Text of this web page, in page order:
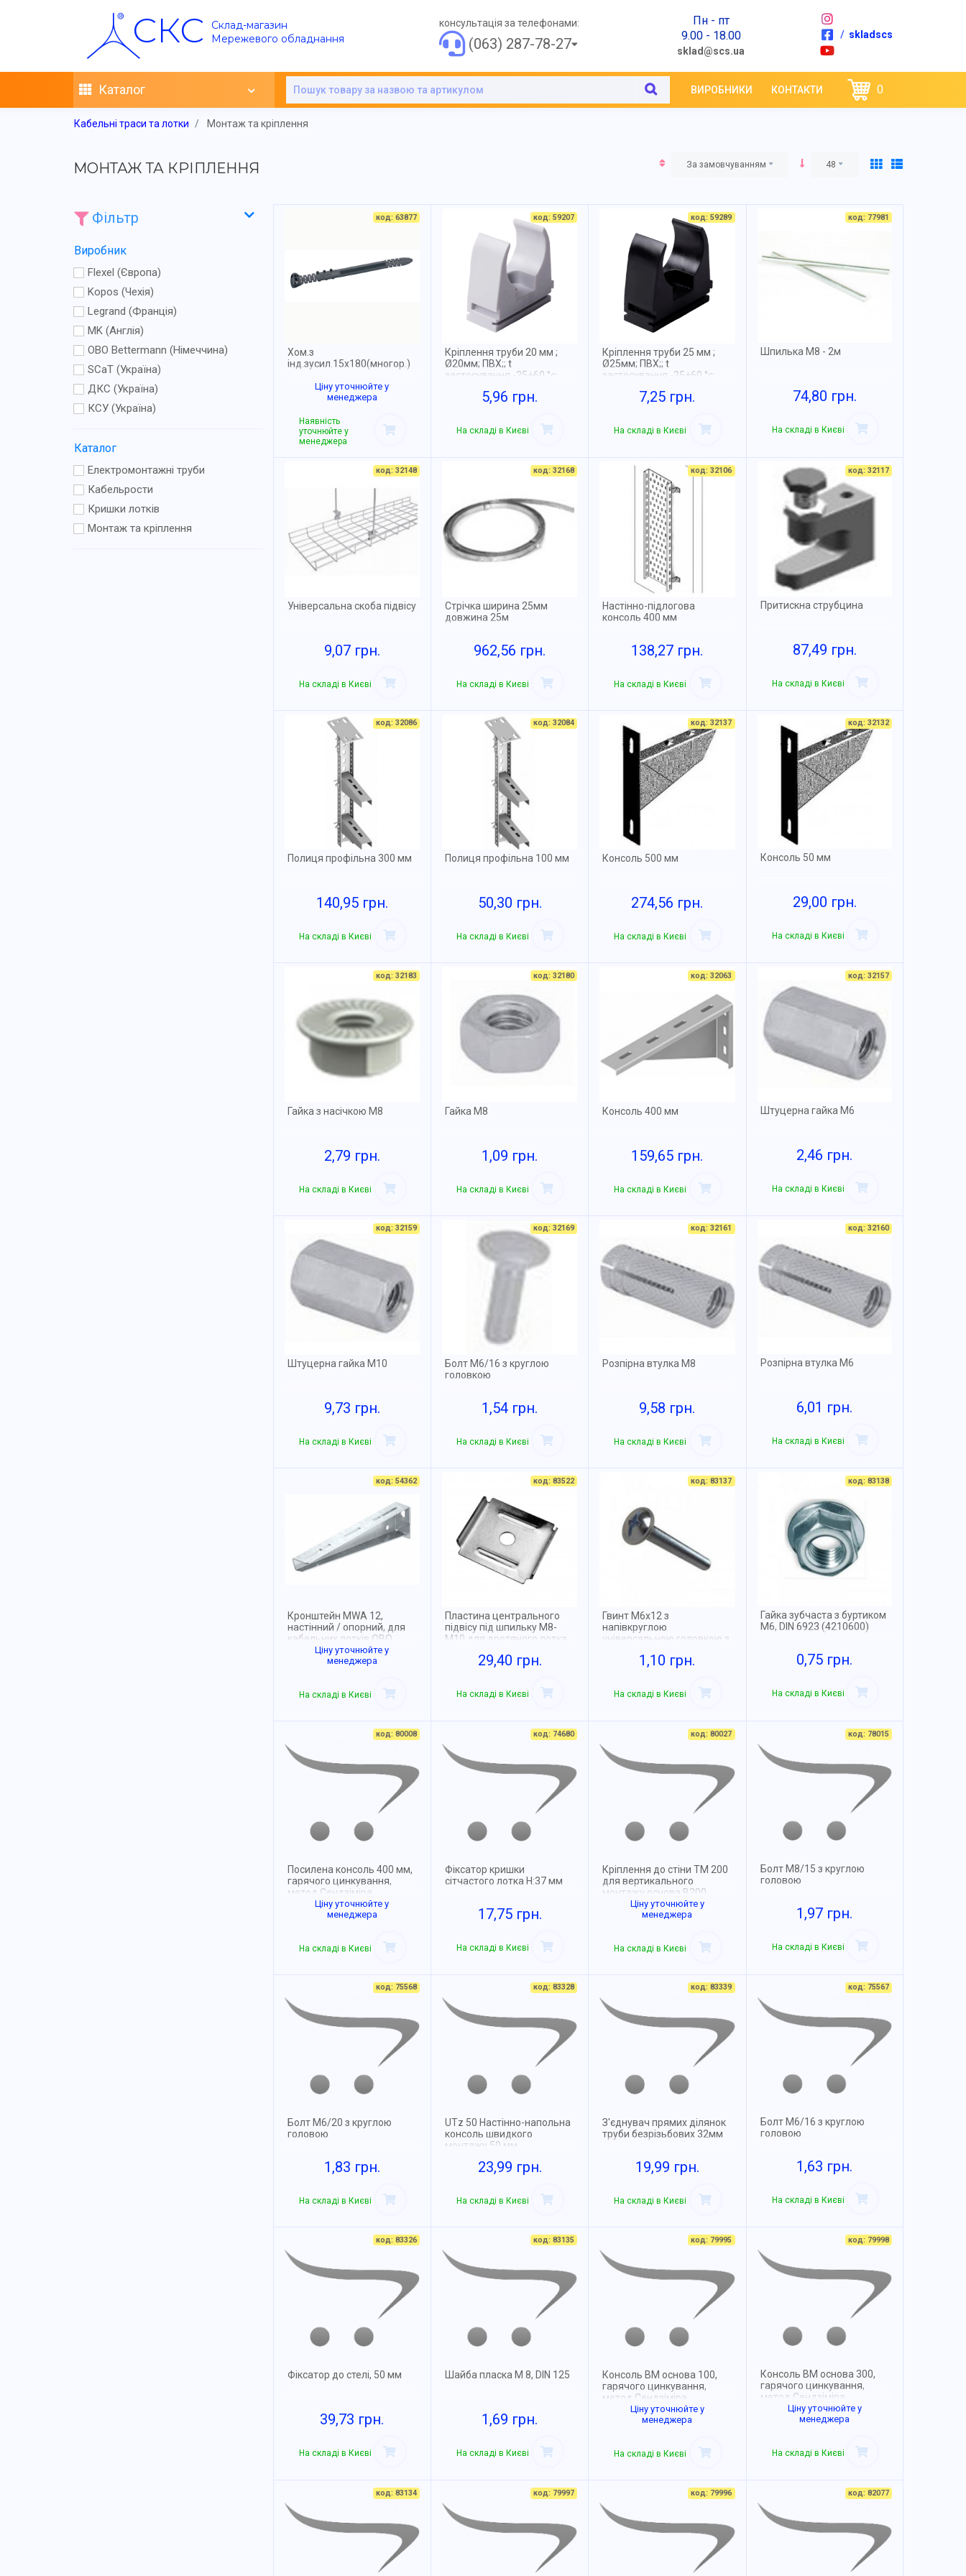
СКС
Склад-магазин
Мережевого обладнання
консультація за телефонами:
(063) 287-78-27
Пн - пт
9.00 - 18.00
sklad@scs.ua
/ skladscs
Каталог ВИРОБНИКИ КОНТАКТИ 0
Кабельні траси та лотки Монтаж та кріплення
МОНТАЖ ТА КРІПЛЕННЯ За замовчуванням 48
Фільтр
Виробник
Flexel (Європа)
Kopos (Чехія)
Legrand (Франція)
MK (Англія)
OBO Bettermann (Німеччина)
SCaT (Україна)
ДКС (Україна)
КСУ (Україна)
Каталог
Електромонтажні труби
Кабельрости
Кришки лотків
Монтаж та кріплення
код: 63877
Хом.з
інд.зусил.15х180(многор.)
Ціну уточнюйте у
менеджера
Наявність
уточнюйте у
менеджера
код: 59207
Кріплення труби 20 мм ;
Ø20мм; ПВХ;; t
застосування -25+60 °с;
5,96 грн.
На складі в Києві
код: 59289
Кріплення труби 25 мм ;
Ø25мм; ПВХ;; t
застосування -25+60 °с;
7,25 грн.
На складі в Києві
код: 77981
Шпилька М8 - 2м
74,80 грн.
На складі в Києві
код: 32148
Універсальна скоба підвісу
9,07 грн.
На складі в Києві
код: 32168
Стрічка ширина 25мм
довжина 25м
962,56 грн.
На складі в Києві
код: 32106
Настінно-підлогова
консоль 400 мм
138,27 грн.
На складі в Києві
код: 32117
Притискна струбцина
87,49 грн.
На складі в Києві
код: 32086
Полиця профільна 300 мм
140,95 грн.
На складі в Києві
код: 32084
Полиця профільна 100 мм
50,30 грн.
На складі в Києві
код: 32137
Консоль 500 мм
274,56 грн.
На складі в Києві
код: 32132
Консоль 50 мм
29,00 грн.
На складі в Києві
код: 32183
Гайка з насічкою М8
2,79 грн.
На складі в Києві
код: 32180
Гайка М8
1,09 грн.
На складі в Києві
код: 32063
Консоль 400 мм
159,65 грн.
На складі в Києві
код: 32157
Штуцерна гайка М6
2,46 грн.
На складі в Києві
код: 32159
Штуцерна гайка М10
9,73 грн.
На складі в Києві
код: 32169
Болт М6/16 з круглою
головкою
1,54 грн.
На складі в Києві
код: 32161
Розпірна втулка М8
9,58 грн.
На складі в Києві
код: 32160
Розпірна втулка М6
6,01 грн.
На складі в Києві
код: 54362
Кронштейн MWA 12,
настінний / опорний, для
кабельних лотків OBO
BETTERMANN, MWA 12 31S
FS, ширина 310 мм
Ціну уточнюйте у
менеджера
На складі в Києві
код: 83522
Пластина центрального
підвісу під шпильку М8-
М10 для дротяного лотка
29,40 грн.
На складі в Києві
код: 83137
Гвинт М6х12 з
напівкруглою
універсальною головкою з
1,10 грн.
На складі в Києві
код: 83138
Гайка зубчаста з буртиком
М6, DIN 6923 (4210600)
0,75 грн.
На складі в Києві
код: 80008
Посилена консоль 400 мм,
гарячого цинкування,
метод Сендзіміра
Ціну уточнюйте у
менеджера
На складі в Києві
код: 74680
Фіксатор кришки
сітчастого лотка H:37 мм
17,75 грн.
На складі в Києві
код: 80027
Кріплення до стіни TM 200
для вертикального
монтажу основа B200,
гарячого цинкування,
метод Сендзіміра
Ціну уточнюйте у
менеджера
На складі в Києві
код: 78015
Болт М8/15 з круглою
головою
1,97 грн.
На складі в Києві
код: 75568
Болт М6/20 з круглою
головою
1,83 грн.
На складі в Києві
код: 83328
UTz 50 Настінно-напольна
консоль швидкого
монтажу 50 мм
23,99 грн.
На складі в Києві
код: 83339
З'єднувач прямих ділянок
труби безрізьбових 32мм
19,99 грн.
На складі в Києві
код: 75567
Болт М6/16 з круглою
головою
1,63 грн.
На складі в Києві
код: 83326
Фіксатор до стелі, 50 мм
39,73 грн.
На складі в Києві
код: 83135
Шайба пласка М 8, DIN 125
1,69 грн.
На складі в Києві
код: 79995
Консоль ВМ основа 100,
гарячого цинкування,
метод Сендзіміра
Ціну уточнюйте у
менеджера
На складі в Києві
код: 79998
Консоль BM основа 300,
гарячого цинкування,
метод Сендзіміра
Ціну уточнюйте у
менеджера
На складі в Києві
код: 83134 код: 79997 код: 79996 код: 82077